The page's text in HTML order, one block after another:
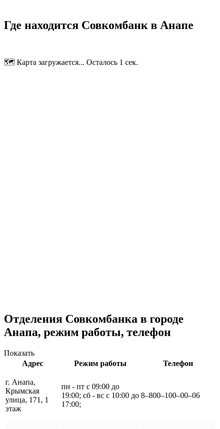
Где находится Совкомбанк в Анапе
🗺️ Карта загружается... Осталось 1 сек.
Отделения Совкомбанка в городе
Анапа, режим работы, телефон
Показать
Адрес
Режим работы Телефон
г. Анапа,
Крымская
улица, 171, 1
этаж
пн - пт с 09:00 до
19:00; сб - вс с 10:00 до
17:00;
8‒800‒100‒00‒06